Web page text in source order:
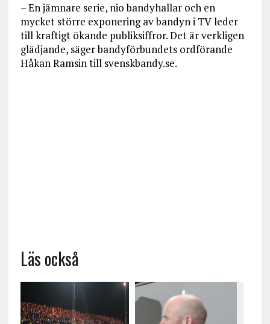
– En jämnare serie, nio bandyhallar och en
mycket större exponering av bandyn i TV leder
till kraftigt ökande publiksiffror. Det är verkligen
glädjande, säger bandyförbundets ordförande
Håkan Ramsin till svenskbandy.se.
Läs också